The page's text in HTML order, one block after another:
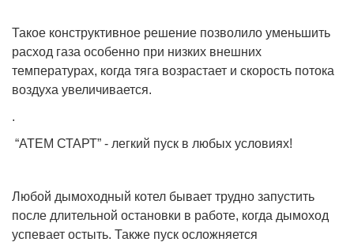
Такое конструктивное решение позволило уменьшить
расход газа особенно при низких внешних
температурах, когда тяга возрастает и скорость потока
воздуха увеличивается.
.
“АТЕМ СТАРТ” - легкий пуск в любых условиях!
Любой дымоходный котел бывает трудно запустить
после длительной остановки в работе, когда дымоход
успевает остыть. Также пуск осложняется